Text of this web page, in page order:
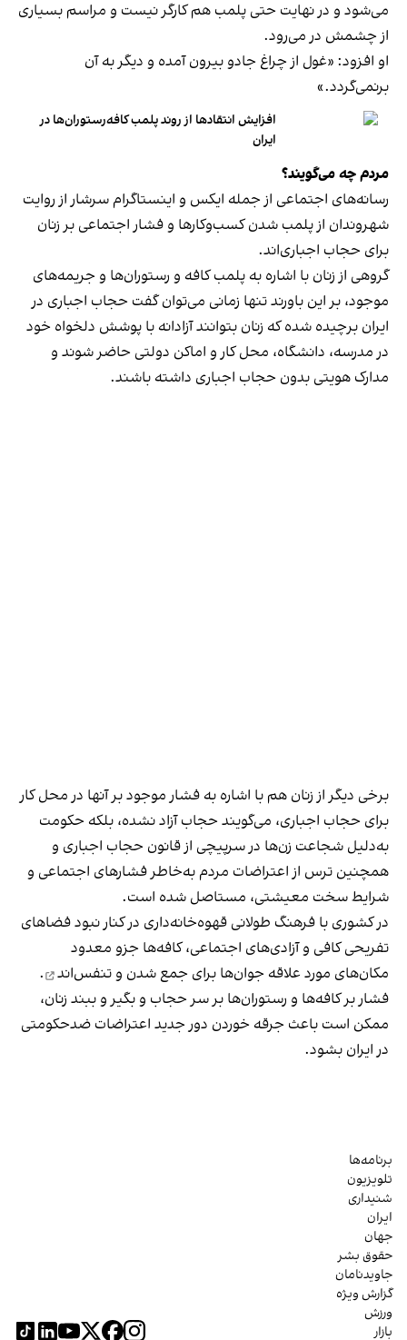
می‌شود و در نهایت حتی پلمب هم کارگر نیست و مراسم بسیاری
از چشمش در می‌رود.
او افزود: «غول از چراغ جادو بیرون آمده و دیگر به آن
برنمی‎‌گردد.»
افزایش انتقادها از روند پلمب کافه‌رستوران‌ها در
ایران
مردم چه می‌گویند؟
رسانه‎‌های اجتماعی از جمله ایکس و اینستاگرام سرشار از روایت
شهروندان از پلمب شدن کسب‌وکارها و فشار اجتماعی بر زنان
برای حجاب اجباری‌اند.
گروهی از زنان با اشاره به پلمب کافه و رستوران‌ها و جریمه‌های
موجود، بر این باورند تنها زمانی می‌توان گفت حجاب اجباری در
ایران برچیده شده که زنان بتوانند آزادانه با پوشش دلخواه خود
در مدرسه، دانشگاه، محل کار و اماکن دولتی حاضر شوند و
مدارک هویتی بدون حجاب اجباری داشته باشند.
برخی دیگر از زنان هم با اشاره به فشار موجود بر آنها در محل کار
برای حجاب اجباری، می‌گویند حجاب آزاد نشده، بلکه حکومت
به‌دلیل شجاعت زن‌ها در سرپیچی از قانون حجاب اجباری و
همچنین ترس از اعتراضات مردم به‌خاطر فشارهای اجتماعی و
شرایط سخت معیشتی، مستاصل شده است.
در کشوری با فرهنگ طولانی قهوه‌‌خانه‌داری در کنار نبود فضاهای
تفریحی کافی و آزادی‌های اجتماعی، کافه‌ها جزو معدود
مکان‌های مورد علاقه جوان‌ها برای جمع شدن و تنفس‌اند
.
فشار بر کافه‌ها و رستوران‌ها بر سر حجاب و بگیر و ببند زنان،
ممکن است باعث جرقه خوردن دور جدید اعتراضات ضدحکومتی
در ایران بشود.
برنامه‌ها
تلویزیون
شنیداری
ایران
جهان
حقوق بشر
جاویدنامان
گزارش ویژه
ورزش
بازار